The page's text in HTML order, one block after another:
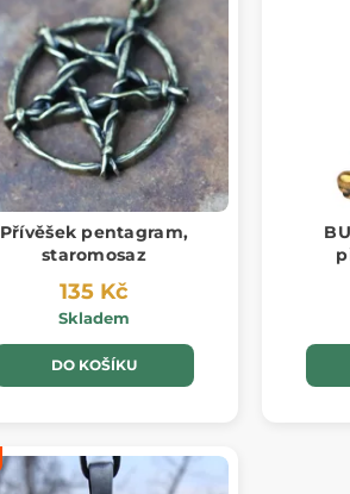
Přívěšek pentagram,
staromosaz
135 Kč
Skladem
DO KOŠÍKU